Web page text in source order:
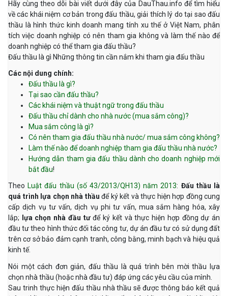
Hãy cùng theo dõi bài viết dưới đây của DauThau.info để tìm hiểu
về các khái niệm cơ bản trong đấu thầu, giải thích lý do tại sao đấu
thầu là hình thức kinh doanh mang tính xu thế ở Việt Nam, phân
tích việc doanh nghiệp có nên tham gia không và làm thế nào để
doanh nghiệp có thể tham gia đấu thầu?
Đấu thầu là gì Những thông tin cần nắm khi tham gia đấu thầu
Các nội dung chính:
Đấu thầu là gì?
Tại sao cần đấu thầu?
Các khái niệm và thuật ngữ trong đấu thầu
Đấu thầu chỉ dành cho nhà nước (mua sắm công)?
Mua sắm công là gì?
Có nên tham gia đấu thầu nhà nước/ mua sắm công không?
Làm thế nào để doanh nghiệp tham gia đấu thầu nhà nước?
Hướng dẫn tham gia đấu thầu dành cho doanh nghiệp mới
bắt đầu!
Theo Luật đấu thầu (số 43/2013/QH13) năm 2013: Đấu thầu là
quá trình lựa chọn nhà thầu để ký kết và thực hiện hợp đồng cung
cấp dịch vụ tư vấn, dịch vụ phi tư vấn, mua sắm hàng hóa, xây
lắp;
lựa chọn nhà đầu tưđể ký kết và thực hiện hợp đồng dự án
đầu tư theo hình thức đối tác công tư, dự án đầu tư có sử dụng đất
trên cơ sở bảo đảm cạnh tranh, công bằng, minh bạch và hiệu quả
kinh tế.
Nói một cách đơn giản, đấu thầu là quá trình bên mời thầu lựa
chọn nhà thầu (hoặc nhà đầu tư) đáp ứng các yêu cầu của mình.
Sau trinh thực hiện đấu thầu nhà thầu sẽ được thông báo kết quả